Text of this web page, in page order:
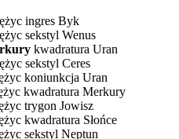
ingres Byk
sekstyl Wenus
kwadratura Uran
sekstyl Ceres
koniunkcja Uran
kwadratura Merkury
trygon Jowisz
kwadratura Słońce
sekstyl Neptun